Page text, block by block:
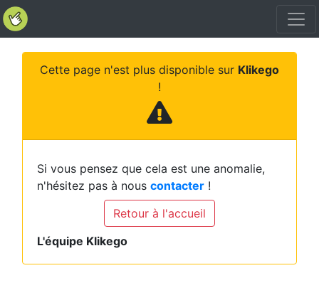
Cette page n'est plus disponible sur Klikego
!
Si vous pensez que cela est une anomalie,
n'hésitez pas à nous contacter !
Retour à l'accueil
L'équipe Klikego